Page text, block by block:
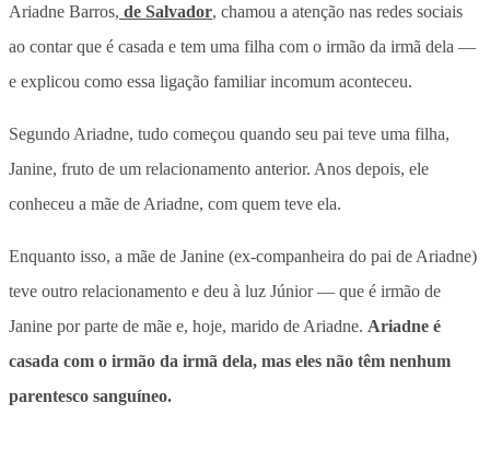
Ariadne Barros, de Salvador, chamou a atenção nas redes sociais
ao contar que é casada e tem uma filha com o irmão da irmã dela —
e explicou como essa ligação familiar incomum aconteceu.
Segundo Ariadne, tudo começou quando seu pai teve uma filha,
Janine, fruto de um relacionamento anterior. Anos depois, ele
conheceu a mãe de Ariadne, com quem teve ela.
Enquanto isso, a mãe de Janine (ex-companheira do pai de Ariadne)
teve outro relacionamento e deu à luz Júnior — que é irmão de
Janine por parte de mãe e, hoje, marido de Ariadne. Ariadne é
casada com o irmão da irmã dela, mas eles não têm nenhum
parentesco sanguíneo.